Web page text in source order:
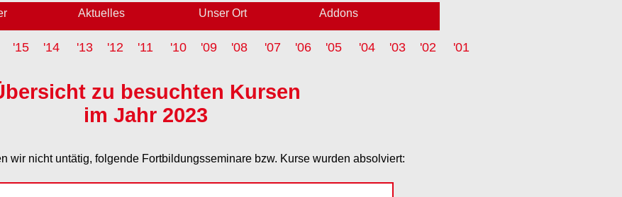
Aktuelles Unser Ort Addons
'15 '14 '13 '12 '11 '10 '09 '08 '07 '06 '05 '04 '03 '02 '01
zu besuchten Kursen
im Jahr 2023
wir nicht untätig, folgende Fortbildungsseminare bzw. Kurse wurden absolviert: